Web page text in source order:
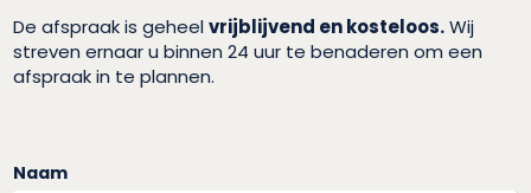
De afspraak is geheelvrijblijvend en kosteloos.Wij
streven ernaar u binnen 24 uur te benaderen om een
afspraak in te plannen.
Naam